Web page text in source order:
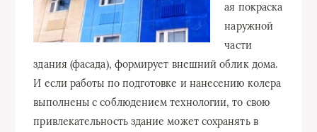
ая покраска
наружной
части
здания (фасада), формирует внешний облик дома.
И если работы по подготовке и нанесению колера
выполнены с соблюдением технологии, то свою
привлекательность здание может сохранять в